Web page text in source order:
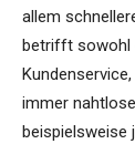
allem
betrifft sowohl
immer
beispielsweise